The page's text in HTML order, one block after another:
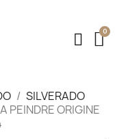
SILVERADO
PEINDRE ORIGINE